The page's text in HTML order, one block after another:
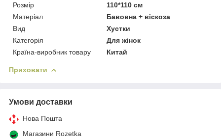
Розмір
110*110 см
Матеріал
Бавовна + віскоза
Вид
Хустки
Категорія
Для жінок
Країна-виробник товару
Китай
Приховати
Умови доставки
Нова Пошта
Магазини Rozetka